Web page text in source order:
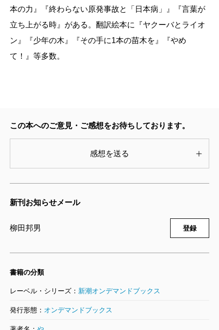
本の力』『終わらない原発事故と「日本病」』『言葉が
立ち上がる時』がある。翻訳絵本に『ヤクーバとライオ
ン』『少年の木』『その手に1本の苗木を』『やめ
て！』等多数。
この本へのご意見・ご感想をお待ちしております。
感想を送る
新刊お知らせメール
柳田邦男 登録
書籍の分類
レーベル・シリーズ： 新潮オンデマンドブックス
発行形態： オンデマンドブックス